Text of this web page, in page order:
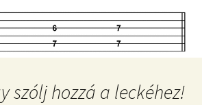
szólj hozzá a leckéhez!